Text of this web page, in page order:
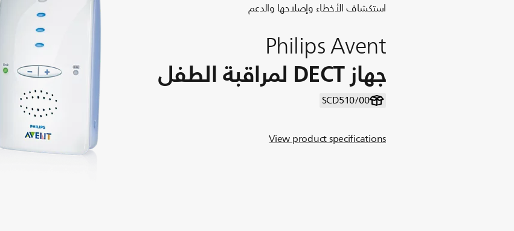
استكشاف الأخطاء وإصلاحها والدعم
Philips Avent
جهاز DECT لمراقبة الطفل
SCD510/00
View product specifications